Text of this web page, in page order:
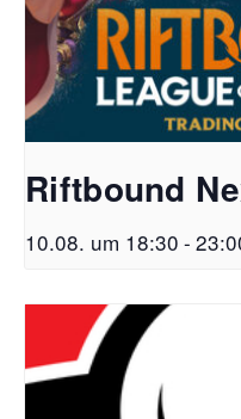
Riftbound
10.08. um 18:30 -